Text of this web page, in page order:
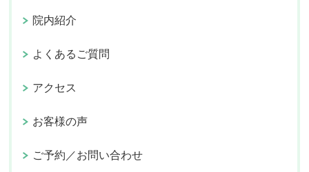
院内紹介
よくあるご質問
アクセス
お客様の声
ご予約／お問い合わせ